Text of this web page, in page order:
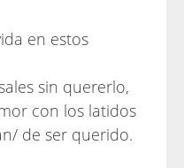
en estos
sin quererlo,
con los latidos
de ser querido.